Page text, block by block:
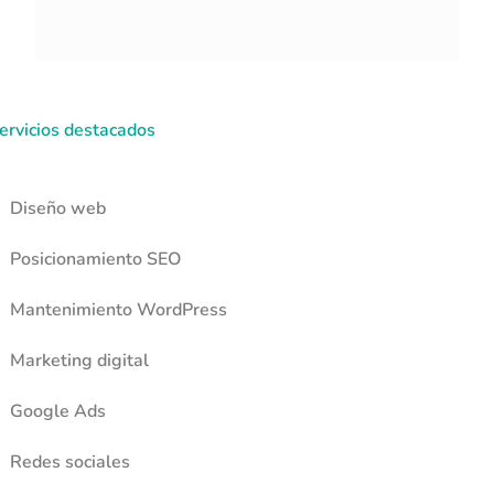
destacados
Diseño web
Posicionamiento SEO
Mantenimiento WordPress
Marketing digital
Google Ads
Redes sociales